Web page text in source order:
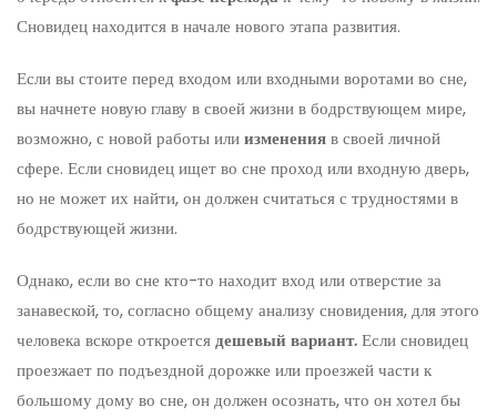
Сновидец находится в начале нового этапа развития.
Если вы стоите перед входом или входными воротами во сне,
вы начнете новую главу в своей жизни в бодрствующем мире,
возможно, с новой работы илиизмененияв своей личной
сфере. Если сновидец ищет во сне проход или входную дверь,
но не может их найти, он должен считаться с трудностями в
бодрствующей жизни.
Однако, если во сне кто-то находит вход или отверстие за
занавеской, то, согласно общему анализу сновидения, для этого
человека вскоре откроетсядешевый вариант.Если сновидец
проезжает по подъездной дорожке или проезжей части к
большому дому во сне, он должен осознать, что он хотел бы